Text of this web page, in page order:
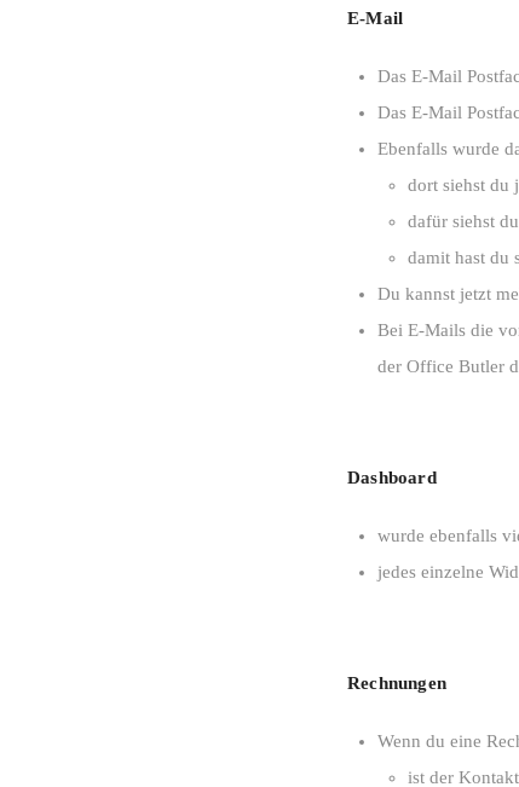
E-Mail
Das E-Mail
Das E-Mail
Ebenfalls wurde
dort siehst du
dafür siehst
damit hast du
Du kannst jetzt
Bei E-Mails die
der Office Butler
Dashboard
wurde ebenfalls
jedes einzelne
Rechnungen
Wenn du eine
ist der